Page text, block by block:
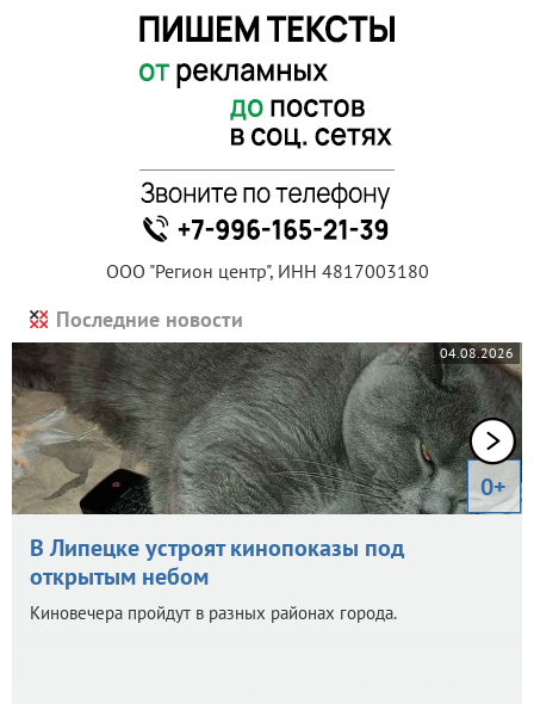
ООО "Регион центр", ИНН 4817003180
Последние новости
04.08.2026
0+
В Липецке устроят кинопоказы под
открытым небом
Киновечера пройдут в разных районах города.